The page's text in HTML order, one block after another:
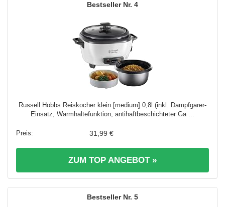
4
Russell Hobbs Reiskocher klein [medium] 0,8l (inkl. Dampfgarer-
Einsatz, Warmhaltefunktion, antihaftbeschichteter Ga ...
31,99 €
ZUM TOP ANGEBOT »
5